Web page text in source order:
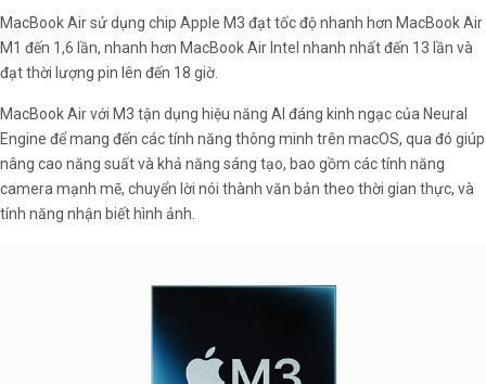
MacBook Air sử dụng chip Apple M3 đạt tốc độ nhanh hơn MacBook Air
M1 đến 1,6 lần, nhanh hơn MacBook Air Intel nhanh nhất đến 13 lần và
đạt thời lượng pin lên đến 18 giờ.
MacBook Air với M3 tận dụng hiệu năng AI đáng kinh ngạc của Neural
Engine để mang đến các tính năng thông minh trên macOS, qua đó giúp
nâng cao năng suất và khả năng sáng tạo, bao gồm các tính năng
camera mạnh mẽ, chuyển lời nói thành văn bản theo thời gian thực, và
tính năng nhận biết hình ảnh.